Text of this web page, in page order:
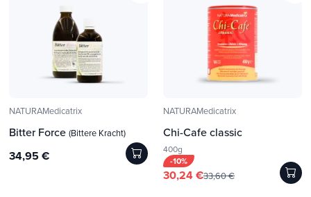
NATURAMedicatrix
Bitter Force (Bittere Kracht)
34,95 €
NATURAMedicatrix
Chi-Cafe classic
400g
-10%
30,24 €33,60 €